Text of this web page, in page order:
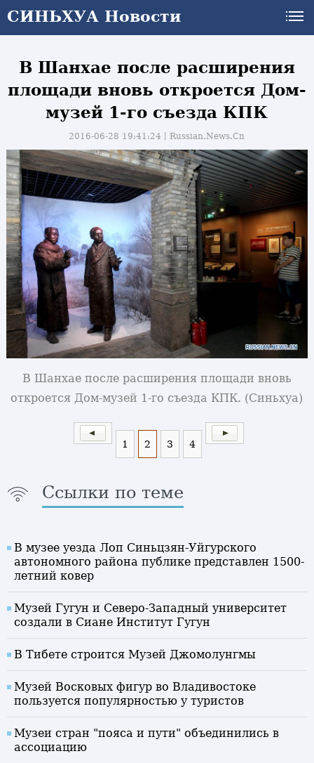
СИНЬХУА Новости
В Шанхае после расширения
площади вновь откроется Дом-
музей 1-го съезда КПК
2016-06-28 19:41:24丨Russian.News.Cn
В Шанхае после расширения площади вновь
откроется Дом-музей 1-го съезда КПК. (Синьхуа)
1 2 3 4
Ссылки по теме
В музее уезда Лоп Синьцзян-Уйгурского
автономного района публике представлен 1500-
летний ковер
Музей Гугун и Северо-Западный университет
создали в Сиане Институт Гугун
В Тибете строится Музей Джомолунгмы
Музей Восковых фигур во Владивостоке
пользуется популярностью у туристов
Музеи стран "пояса и пути" объединились в
ассоциацию